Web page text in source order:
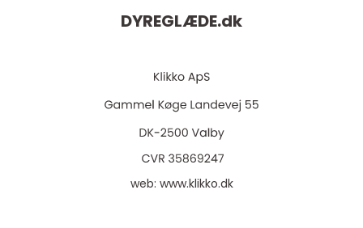
DYREGLÆDE.dk
web: www.klikko.dk